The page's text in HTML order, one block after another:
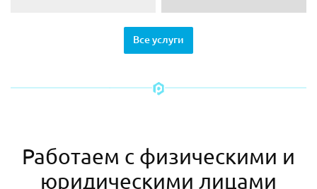
Все услуги
Работаем с физическими и
юридическими лицами